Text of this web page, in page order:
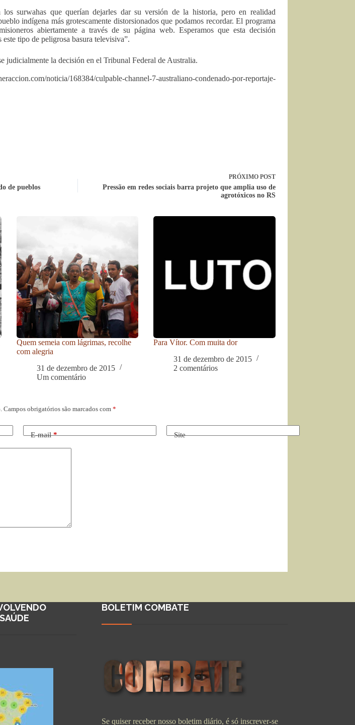
surwahas que querían dejarles dar su versión de la historia, pero en realidad
indígena más grotescamente distorsionados que podamos recordar. El programa
abiertamente a través de su página web. Esperamos que esta decisión
tipo de peligrosa basura televisiva”.
judicialmente la decisión en el Tribunal Federal de Australia.
noticia/168384/culpable-channel-7-australiano-condenado-por-reportaje-
de pueblos
PRÓXIMO POST
Pressão em redes sociais barra projeto que amplia uso de
agrotóxicos no RS
Quem semeia com lágrimas, recolhe
com alegria
31 de dezembro de 2015
Um comentário
Para Vítor. Com muita dor
31 de dezembro de 2015
2 comentários
Campos obrigatórios são marcados com *
E-mail* Site
BOLETIM COMBATE
Se quiser receber nosso boletim diário, é só inscrever-se